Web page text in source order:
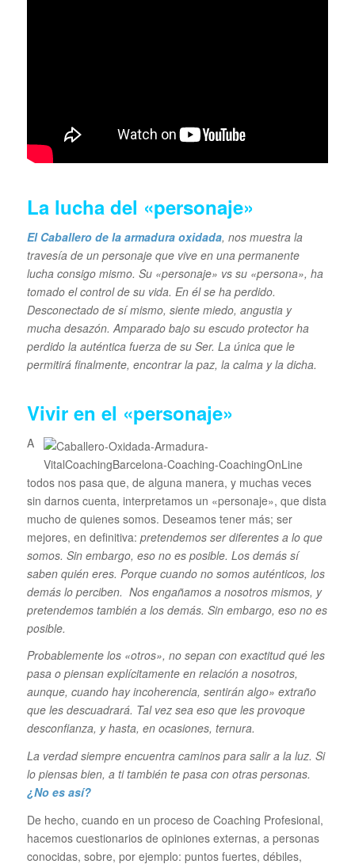
La lucha del «personaje»
El Caballero de la armadura oxidada, nos muestra la
travesía de un personaje que vive en una permanente
lucha consigo mismo. Su «personaje» vs su «persona», ha
tomado el control de su vida. En él se ha perdido.
Desconectado de sí mismo, siente miedo, angustia y
mucha desazón. Amparado bajo su escudo protector ha
perdido la auténtica fuerza de su Ser. La única que le
permitirá finalmente, encontrar la paz, la calma y la dicha.
Vivir en el «personaje»
A
todos nos pasa que, de alguna manera, y muchas veces
sin darnos cuenta, interpretamos un «personaje», que dista
mucho de quienes somos. Deseamos tener más; ser
mejores, en definitiva: pretendemos ser diferentes a lo que
somos. Sin embargo, eso no es posible. Los demás sí
saben quién eres. Porque cuando no somos auténticos, los
demás lo perciben. Nos engañamos a nosotros mismos, y
pretendemos también a los demás. Sin embargo, eso no es
posible.
Probablemente los «otros», no sepan con exactitud qué les
pasa o piensan explícitamente en relación a nosotros,
aunque, cuando hay incoherencia, sentirán algo» extraño
que les descuadrará. Tal vez sea eso que les provoque
desconfianza, y hasta, en ocasiones, ternura.
La verdad siempre encuentra caminos para salir a la luz. Si
lo piensas bien, a ti también te pasa con otras personas.
¿No es así?
De hecho, cuando en un proceso de Coaching Profesional,
hacemos cuestionarios de opiniones externas, a personas
conocidas, sobre, por ejemplo: puntos fuertes, débiles,